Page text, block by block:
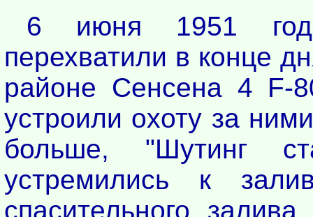
6 июня 1951
перехватили в конце
районе Сенсена 4 F-
устроили охоту за
больше, "Шутинг
устремились к
спасительного